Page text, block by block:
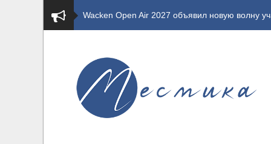
​Wacken Open Air 2027 объявил новую волну
​Wacken Open Air 2026 полностью распродан
GHOST возвращаются на большие экраны с